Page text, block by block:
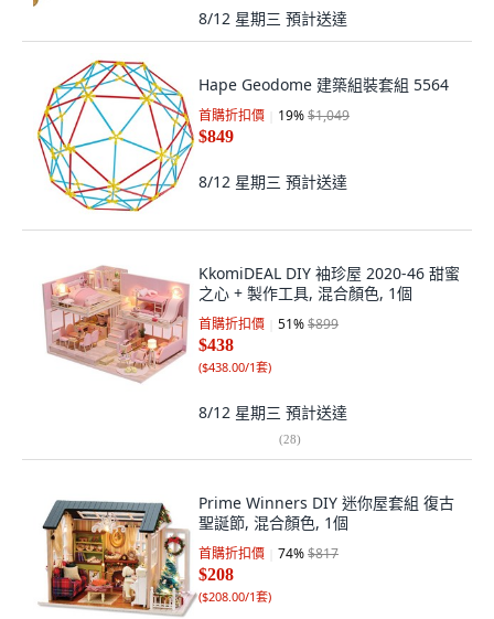
8/12 星期三 預計送達
Hape Geodome 建築組裝套組 5564
首購折扣價 19%$1,049
$849
8/12 星期三 預計送達
KkomiDEAL DIY 袖珍屋 2020-46 甜蜜
之心 + 製作工具, 混合顏色, 1個
首購折扣價 51%$899
$438
($438.00/1套)
8/12 星期三 預計送達
(28)
Prime Winners DIY 迷你屋套組 復古
聖誕節, 混合顏色, 1個
首購折扣價 74%$817
$208
($208.00/1套)